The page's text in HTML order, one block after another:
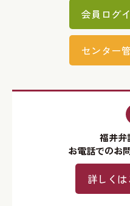
会員ログ
センター
福井弁
お電話でのお
詳しくは